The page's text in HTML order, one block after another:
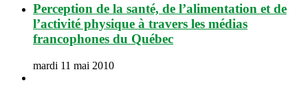
Perception de la santé, de l’alimentation et de
l’activité physique à travers les médias
francophones du Québec
mardi 11 mai 2010